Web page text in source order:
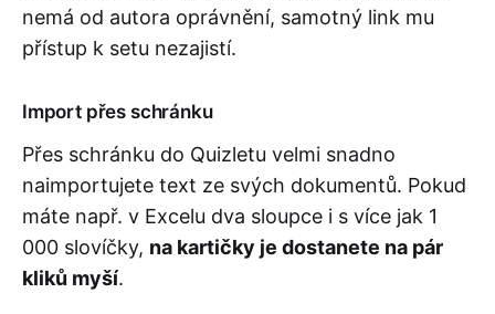
nemá od autora oprávnění, samotný link mu
přístup k setu nezajistí.
Import přes schránku
Přes schránku do Quizletu velmi snadno
naimportujete text ze svých dokumentů. Pokud
máte např. v Excelu dva sloupce i s více jak 1
000 slovíčky, na kartičky je dostanete na pár
kliků myší.